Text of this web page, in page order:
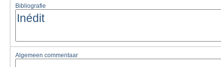
Bibliografie
Algemeen commentaar